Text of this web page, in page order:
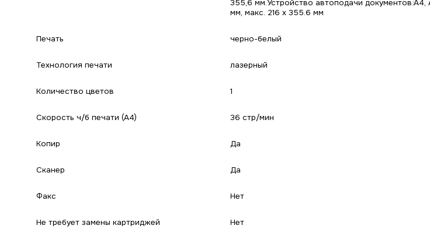
355,6 мм.Устройство автоподачи
мм, макс. 216 x 355.6 мм
Печать черно-белый
Технология печати лазерный
Количество цветов 1
Скорость ч/б печати (А4) 36 стр/мин
Копир Да
Сканер Да
Факс Нет
Не требует замены картриджей Нет